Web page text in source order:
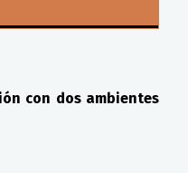
con dos ambientes